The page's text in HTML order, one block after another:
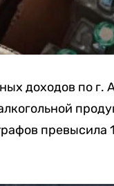
доходов по г.
превысила